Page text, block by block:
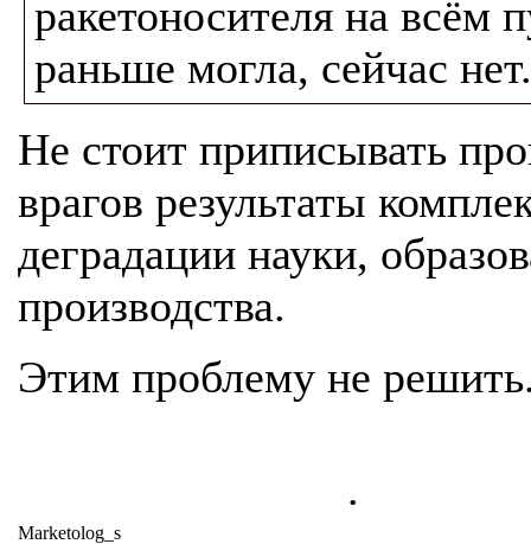
ракетоносителя на всём
раньше могла, сейчас нет.
Не стоит приписывать
врагов результаты
деградации науки,
производства.
Этим проблему не
.
Marketolog_s